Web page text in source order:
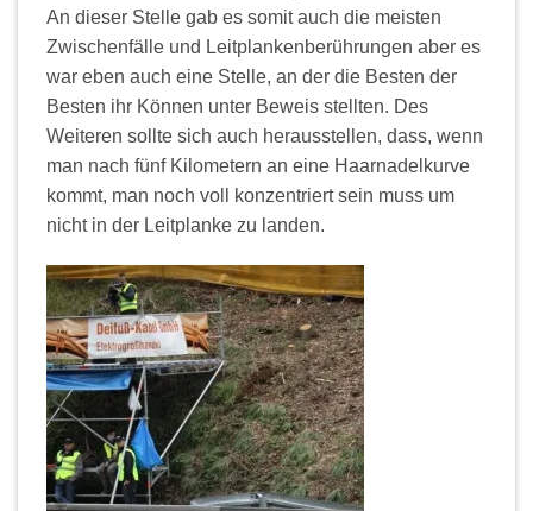
An dieser Stelle gab es somit auch die meisten
Zwischenfälle und Leitplankenberührungen aber es
war eben auch eine Stelle, an der die Besten der
Besten ihr Können unter Beweis stellten. Des
Weiteren sollte sich auch herausstellen, dass, wenn
man nach fünf Kilometern an eine Haarnadelkurve
kommt, man noch voll konzentriert sein muss um
nicht in der Leitplanke zu landen.